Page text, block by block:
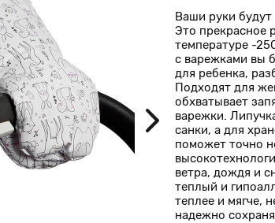
Ваши руки
Это прекрасное
температуре -
с варежками вы
для ребенка,
Подходят для
обхватывает
варежки.
санки, а для
поможет точно
ветра, дождя и
теплый и
теплее и мягче,
надежно